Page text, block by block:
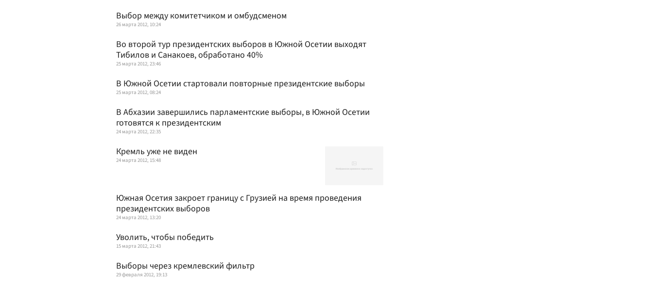
Выбор между комитетчиком и омбудсменом
26 марта 2012, 10:24
Во второй тур президентских выборов в Южной Осетии выходят
Тибилов и Санакоев, обработано 40%
25 марта 2012, 23:46
В Южной Осетии стартовали повторные президентские выборы
25 марта 2012, 08:24
В Абхазии завершились парламентские выборы, в Южной Осетии
готовятся к президентским
24 марта 2012, 22:35
Кремль уже не виден
24 марта 2012, 15:48
Южная Осетия закроет границу с Грузией на время проведения
президентских выборов
24 марта 2012, 13:20
Уволить, чтобы победить
15 марта 2012, 21:43
Выборы через кремлевский фильтр
29 февраля 2012, 19:13